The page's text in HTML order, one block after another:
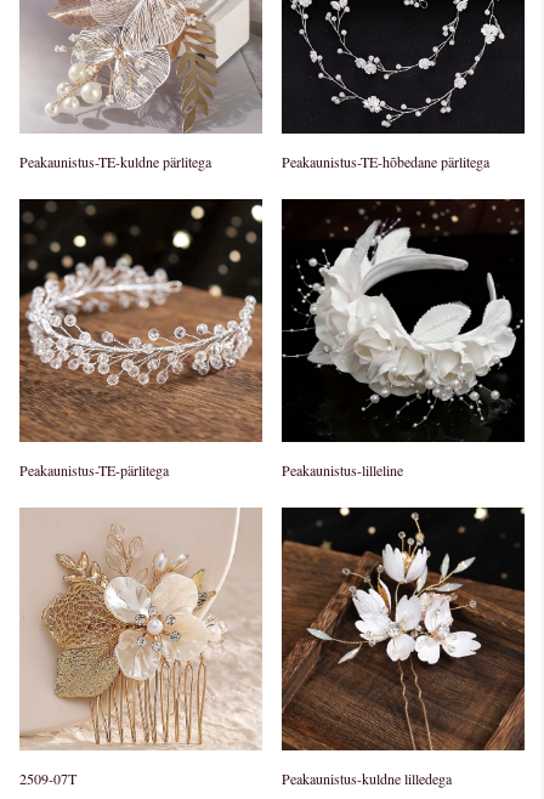
Peakaunistus-TE-kuldne pärlitega Peakaunistus-TE-hõbedane pärlitega
Peakaunistus-TE-pärlitega Peakaunistus-lilleline
2509-07T Peakaunistus-kuldne lilledega